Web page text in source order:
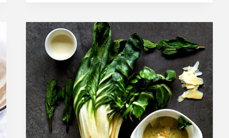
E
R
O
C
K
U
R
S